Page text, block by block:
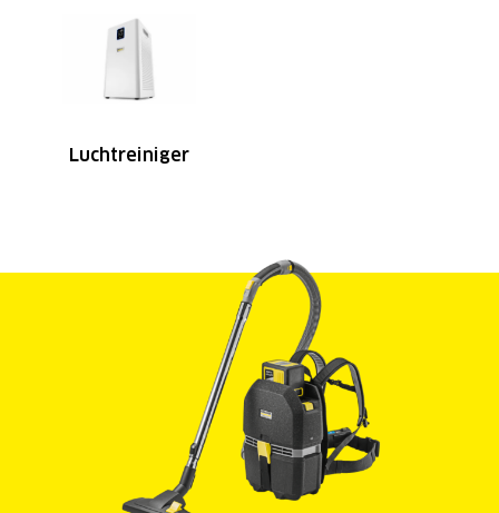
Luchtreiniger